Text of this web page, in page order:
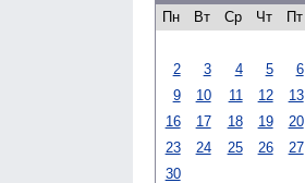
Пн
Вт Ср Чт Пт
2
3 4 5 6
9
10 11 12 13
16
17 18 19 20
23
24 25 26 27
30